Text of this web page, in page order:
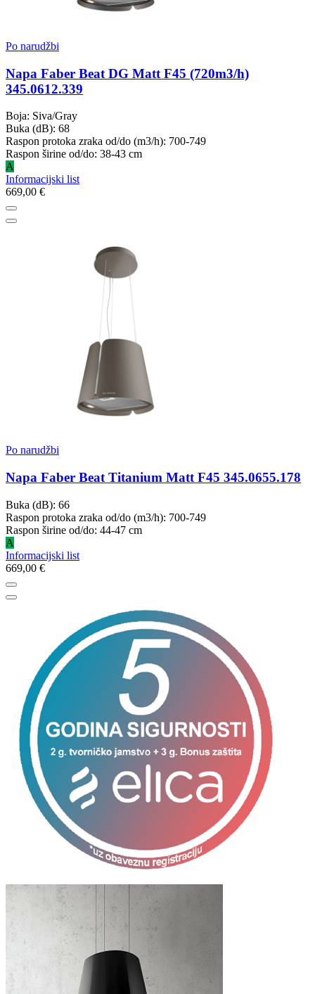
Po narudžbi
Napa Faber Beat DG Matt F45 (720m3/h)
345.0612.339
Boja: Siva/Gray
Buka (dB): 68
Raspon protoka zraka od/do (m3/h): 700-749
Raspon širine od/do: 38-43 cm
A
Informacijski list
669,00 €
Po narudžbi
Napa Faber Beat Titanium Matt F45 345.0655.178
Buka (dB): 66
Raspon protoka zraka od/do (m3/h): 700-749
Raspon širine od/do: 44-47 cm
A
Informacijski list
669,00 €